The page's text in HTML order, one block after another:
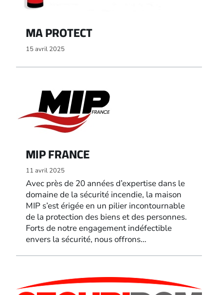
MA PROTECT
15 avril 2025
MIP FRANCE
11 avril 2025
Avec près de 20 années d’expertise dans le
domaine de la sécurité incendie, la maison
MIP s’est érigée en un pilier incontournable
de la protection des biens et des personnes.
Forts de notre engagement indéfectible
envers la sécurité, nous offrons…